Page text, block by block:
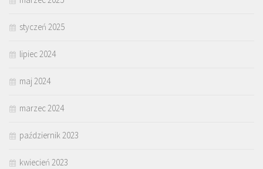
styczeń 2025
lipiec 2024
maj 2024
marzec 2024
październik 2023
kwiecień 2023